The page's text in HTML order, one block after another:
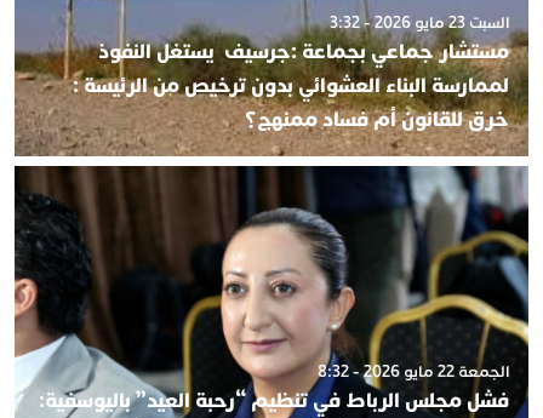
السبت 23 مايو 2026 - 3:32
مستشار جماعي بجماعة :جرسيف يستغل النفوذ
لممارسة البناء العشوائي بدون ترخيص من الرئيسة :
خرق للقانون أم فساد ممنهج؟
الجمعة 22 مايو 2026 - 8:32
فشل مجلس الرباط في تنظيم “رحبة العيد” باليوسفية: